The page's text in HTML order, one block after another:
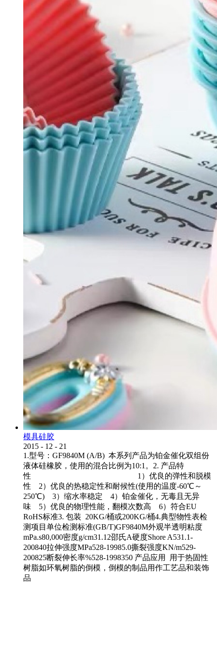
模具硅胶
2015 - 12 - 21
1.型号：GF9840M (A/B) 本系列产品为铂金催化双组份
液体硅橡胶，使用的混合比例为10:1。2. 产品特
性 1）优良的弹性和脱模
性 2）优良的热稳定性和耐候性(使用的温度-60℃～
250℃) 3）缩水率稳定 4）铂金催化，无毒且无异
味 5）优良的物理性能，翻模次数高 6）符合EU
RoHS标准3. 包装 20KG/桶或200KG/桶4.典型物性表检
测项目单位检测标准(GB/T)GF9840M外观半透明粘度
mPa.s80,000密度g/cm31.12邵氏A硬度Shore A531.1-
200840拉伸强度MPa528-19985.0撕裂强度KN/m529-
200825断裂伸长率%528-1998350 产品应用 用于热固性
树脂如环氧树脂的倒模，倒模的制品用作工艺品和装饰
品